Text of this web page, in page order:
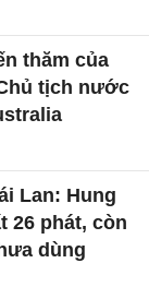
thăm của
tịch nước
Lan: Hung
26 phát, còn
dùng